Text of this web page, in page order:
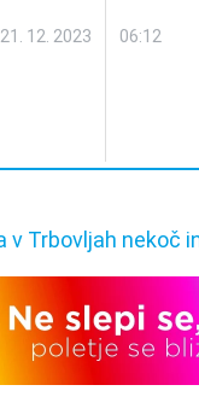
21. 12. 2023 06:12